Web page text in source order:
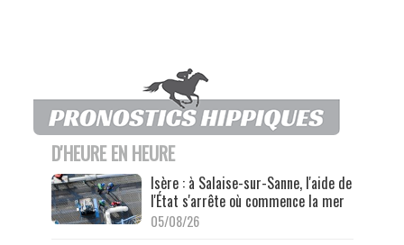
D'HEURE EN HEURE
Isère : à Salaise-sur-Sanne, l'aide de
l'État s'arrête où commence la mer
05/08/26